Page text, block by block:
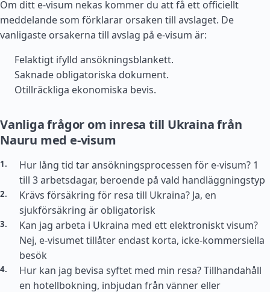
Om ditt e-visum nekas kommer du att få ett officiellt
meddelande som förklarar orsaken till avslaget. De
vanligaste orsakerna till avslag på e-visum är:
Felaktigt ifylld ansökningsblankett.
Saknade obligatoriska dokument.
Otillräckliga ekonomiska bevis.
Vanliga frågor om inresa till Ukraina från
Nauru med e-visum
Hur lång tid tar ansökningsprocessen för e-visum? 1
till 3 arbetsdagar, beroende på vald handläggningstyp
Krävs försäkring för resa till Ukraina? Ja, en
sjukförsäkring är obligatorisk
Kan jag arbeta i Ukraina med ett elektroniskt visum?
Nej, e-visumet tillåter endast korta, icke-kommersiella
besök
Hur kan jag bevisa syftet med min resa? Tillhandahåll
en hotellbokning, inbjudan från vänner eller